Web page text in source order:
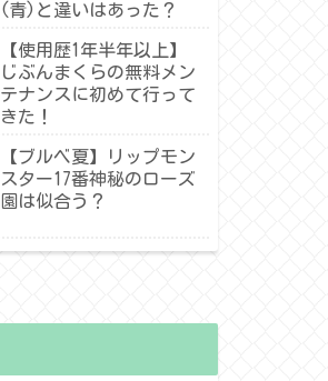
(青)と違いはあった？
【使用歴1年半年以上】
じぶんまくらの無料メン
テナンスに初めて行って
きた！
【ブルベ夏】リップモン
スター17番神秘のローズ
園は似合う？